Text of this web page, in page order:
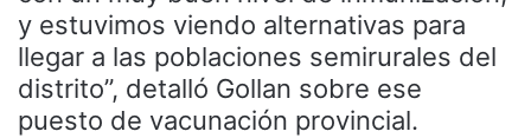
y estuvimos viendo alternativas para
llegar a las poblaciones semirurales del
distrito”, detalló Gollan sobre ese
puesto de vacunación provincial.